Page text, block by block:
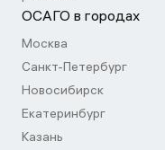
ОСАГО в городах
Москва
Санкт-Петербург
Новосибирск
Екатеринбург
Казань